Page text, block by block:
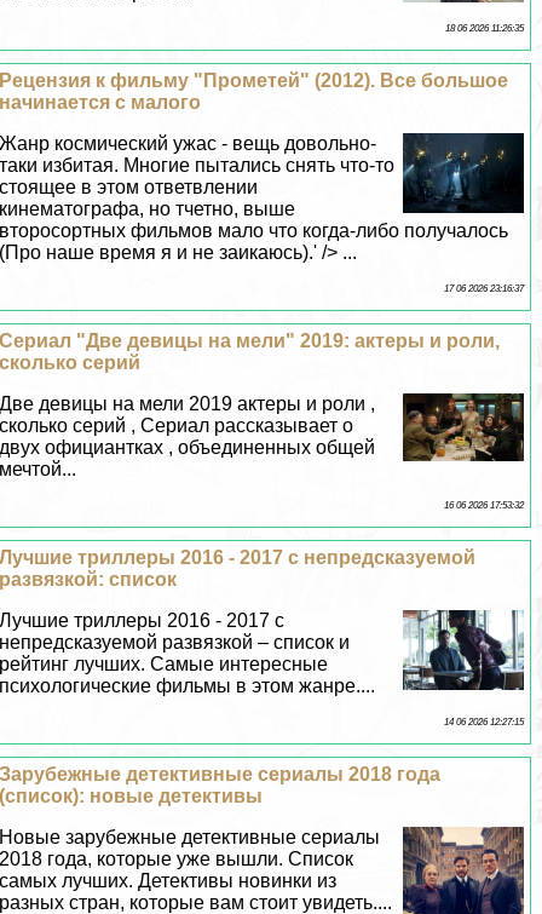
18 06 2026 11:26:35
Рецензия к фильму "Прометей" (2012). Все большое
начинается с малого
Жанр космический ужас - вещь довольно-
таки избитая. Многие пытались снять что-то
стоящее в этом ответвлении
кинематографа, но тчетно, выше
второсортных фильмов мало что когда-либо получалось
(Про наше время я и не заикаюсь).' /> ...
17 06 2026 23:16:37
Сериал "Две дeвицы на мели" 2019: актеры и роли,
сколько серий
Две дeвицы на мели 2019 актеры и роли ,
сколько серий , Сериал рассказывает о
двух официантках , объединенных общей
мечтой...
16 06 2026 17:53:32
Лучшие триллеры 2016 - 2017 с непредсказуемой
развязкой: список
Лучшие триллеры 2016 - 2017 с
непредсказуемой развязкой – список и
рейтинг лучших. Самые интересные
психологические фильмы в этом жанре....
14 06 2026 12:27:15
Зарубежные детективные сериалы 2018 года
(список): новые детективы
Новые зарубежные детективные сериалы
2018 года, которые уже вышли. Список
самых лучших. Детективы новинки из
разных стран, которые вам стоит увидеть....